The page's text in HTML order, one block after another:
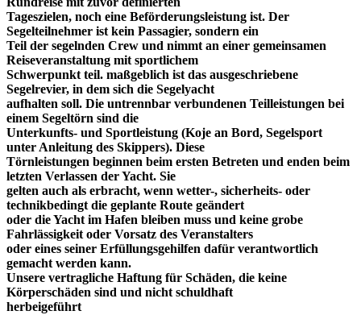
Tageszielen, noch eine Beförderungsleistung ist. Der
Segelteilnehmer ist kein Passagier, sondern ein
Teil der segelnden Crew und nimmt an einer gemeinsamen
Reiseveranstaltung mit sportlichem
Schwerpunkt teil. maßgeblich ist das ausgeschriebene
Segelrevier, in dem sich die Segelyacht
aufhalten soll. Die untrennbar verbundenen Teilleistungen bei
einem Segeltörn sind die
Unterkunfts- und Sportleistung (Koje an Bord, Segelsport
unter Anleitung des Skippers). Diese
Törnleistungen beginnen beim ersten Betreten und enden beim
letzten Verlassen der Yacht. Sie
gelten auch als erbracht, wenn wetter-, sicherheits- oder
technikbedingt die geplante Route geändert
oder die Yacht im Hafen bleiben muss und keine grobe
Fahrlässigkeit oder Vorsatz des Veranstalters
oder eines seiner Erfüllungsgehilfen dafür verantwortlich
gemacht werden kann.
Unsere vertragliche Haftung für Schäden, die keine
Körperschäden sind und nicht schuldhaft
herbeigeführt